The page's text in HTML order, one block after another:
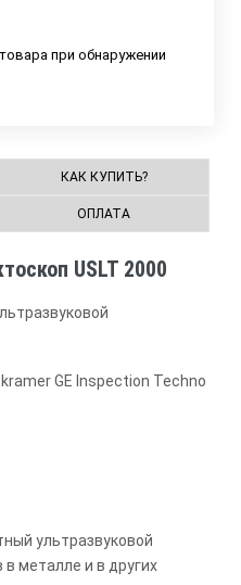
при обнаружении
КАК КУПИТЬ?
ОПЛАТА
USLT 2000
GE Inspection
ультразвуковой
металле и в других